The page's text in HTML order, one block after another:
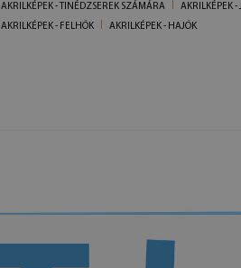
AKRILKÉPEK - TINÉDZSEREK SZÁMÁRA
AKRILKÉPEK -
AKRILKÉPEK - FELHŐK
AKRILKÉPEK - HAJÓK